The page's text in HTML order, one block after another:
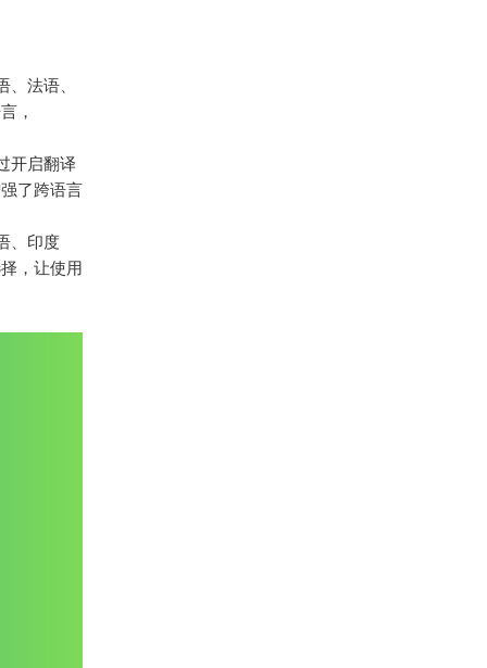
法语、
，
开启翻译
了跨语言
、印度
，让使用